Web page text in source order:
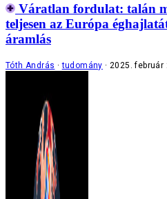
Váratlan fordulat: talán
teljesen az Európa
áramlás
Tóth András tudomány 2025. február